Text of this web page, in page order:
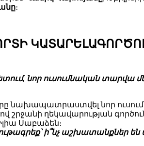
։
նոր ուսումնական տարվա
նախապատրաստվել նոր
շրջանի ղեկավարության
Սաբաձեն։
ի՞նչ աշխատանքներ են